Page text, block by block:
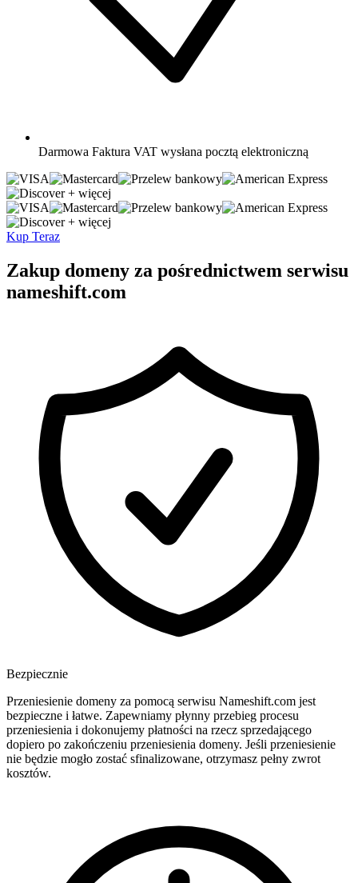
Darmowa Faktura VAT wysłana pocztą elektroniczną
+ więcej
+ więcej
Kup Teraz
Zakup domeny za pośrednictwem serwisu
nameshift.com
Bezpiecznie
Przeniesienie domeny za pomocą serwisu Nameshift.com jest
bezpieczne i łatwe. Zapewniamy płynny przebieg procesu
przeniesienia i dokonujemy płatności na rzecz sprzedającego
dopiero po zakończeniu przeniesienia domeny. Jeśli przeniesienie
nie będzie mogło zostać sfinalizowane, otrzymasz pełny zwrot
kosztów.